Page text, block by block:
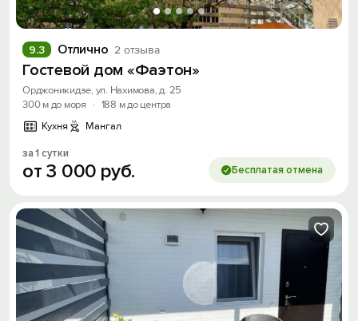
Отлично 2 отзыва
9.3
Гостевой дом «Фаэтон»
Орджоникидзе, ул. Нахимова, д. 25
300 м до моря
· 188 м до центра
Кухня
Мангал
за 1 сутки
от3 000 руб. Бесплатая отмена